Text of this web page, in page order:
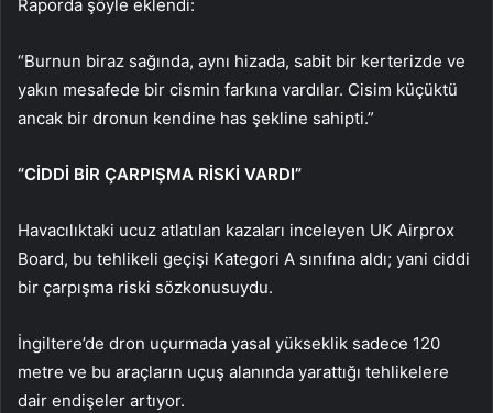
Raporda şöyle eklendi:
“Burnun biraz sağında, aynı hizada, sabit bir kerterizde ve
yakın mesafede bir cismin farkına vardılar. Cisim küçüktü
ancak bir dronun kendine has şekline sahipti.”
“CİDDİ BİR ÇARPIŞMA RİSKİ VARDI”
Havacılıktaki ucuz atlatılan kazaları inceleyen UK Airprox
Board, bu tehlikeli geçişi Kategori A sınıfına aldı; yani ciddi
bir çarpışma riski sözkonusuydu.
İngiltere’de dron uçurmada yasal yükseklik sadece 120
metre ve bu araçların uçuş alanında yarattığı tehlikelere
dair endişeler artıyor.